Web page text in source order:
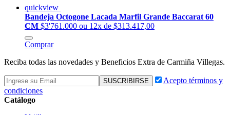
quickview
Bandeja Octogone Lacada Marfil Grande Baccarat 60
CM $3'761.000 ou 12x de $313.417,00
Comprar
Reciba todas las novedades y Beneficios Extra de Carmiña Villegas.
Acepto términos y
condiciones
Catálogo